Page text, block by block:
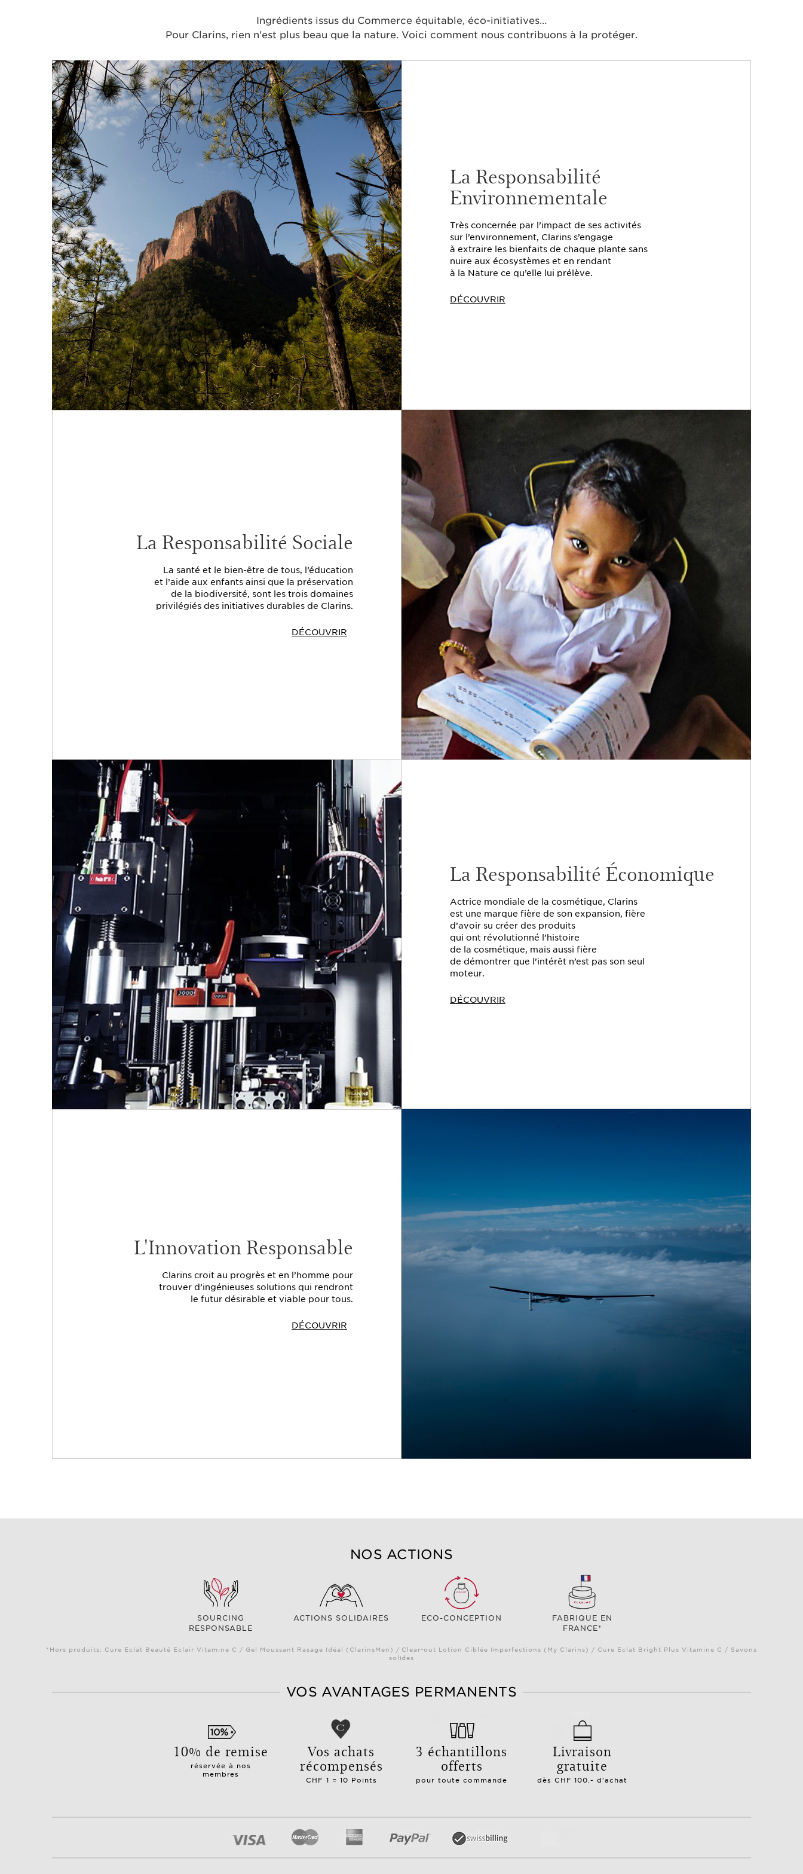
Ingrédients issus du Commerce équitable, éco-initiatives…
Pour Clarins, rien n'est plus beau que la nature. Voici comment nous contribuons à la protéger.
La Responsabilité
Environnementale
Très concernée par l’impact de ses activités
sur l’environnement, Clarins s’engage
à extraire les bienfaits de chaque plante sans
nuire aux écosystèmes et en rendant
à la Nature ce qu’elle lui prélève.
DÉCOUVRIR
La Responsabilité Sociale
La santé et le bien-être de tous, l’éducation
et l’aide aux enfants ainsi que la préservation
de la biodiversité, sont les trois domaines
privilégiés des initiatives durables de Clarins.
DÉCOUVRIR
La Responsabilité Économique
Actrice mondiale de la cosmétique, Clarins
est une marque fière de son expansion, fière
d’avoir su créer des produits
qui ont révolutionné l’histoire
de la cosmétique, mais aussi fière
de démontrer que l’intérêt n’est pas son seul
moteur.
DÉCOUVRIR
L'Innovation Responsable
Clarins croit au progrès et en l’homme pour
trouver d’ingénieuses solutions qui rendront
le futur désirable et viable pour tous.
DÉCOUVRIR
NOS ACTIONS
SOURCING
RESPONSABLE
ACTIONS SOLIDAIRES ECO-CONCEPTION
FABRIQUE EN
FRANCE*
*Hors produits: Cure Eclat Beauté Eclair Vitamine C / Gel Moussant Rasage Idéal (ClarinsMen) / Clear-out Lotion Ciblée Imperfections (My Clarins) / Cure Eclat Bright Plus Vitamine C / Savons
solides
VOS AVANTAGES PERMANENTS
10% de remise
réservée à nos
membres
Vos achats
récompensés
CHF 1 = 10 Points
3 échantillons
offerts
pour toute commande
Livraison
gratuite
dès CHF 100.- d'achat